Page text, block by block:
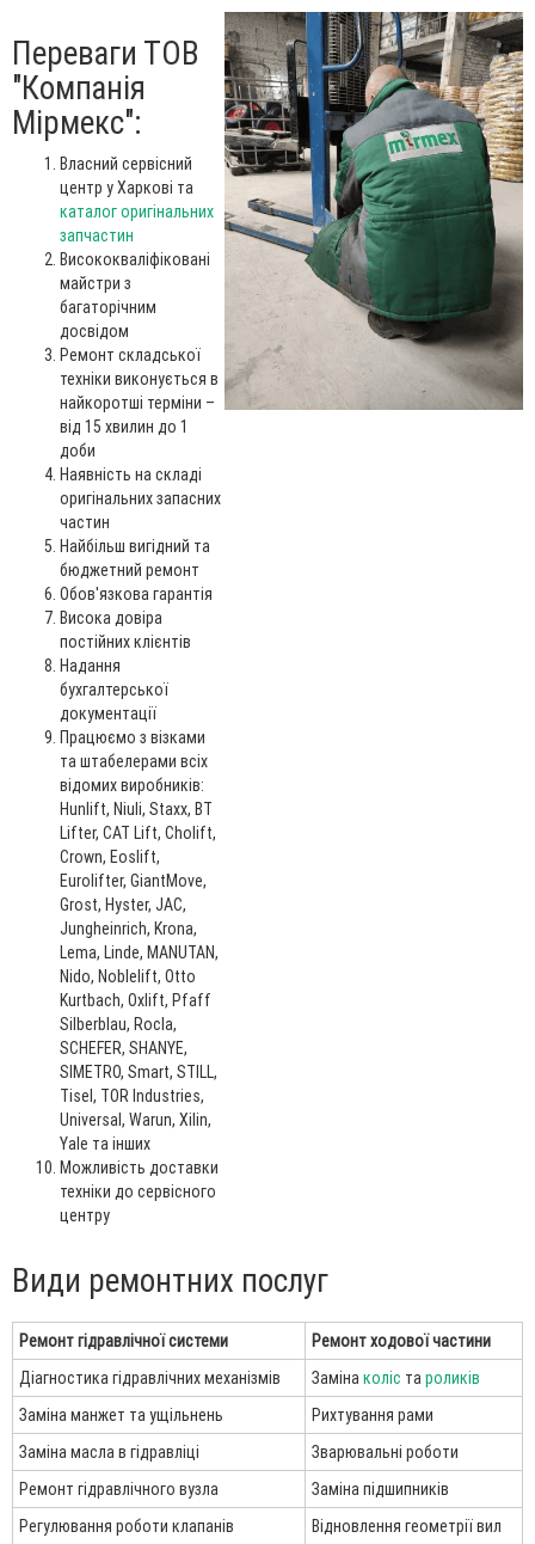
Переваги ТОВ
"Компанія
Мірмекс":
Власний сервісний
центр у Харкові та
каталог оригінальних
запчастин
Висококваліфіковані
майстри з
багаторічним
досвідом
Ремонт складської
техніки виконується в
найкоротші терміни –
від 15 хвилин до 1
доби
Наявність на складі
оригінальних запасних
частин
Найбільш вигідний та
бюджетний ремонт
Обов'язкова гарантія
Висока довіра
постійних клієнтів
Надання
бухгалтерської
документації
Працюємо з візками
та штабелерами всіх
відомих виробників:
Hunlift, Niuli, Staxx, BT
Lifter, CAT Lift, Cholift,
Crown, Eoslift,
Eurolifter, GiantMove,
Grost, Hyster, JAC,
Jungheinrich, Krona,
Lema, Linde, MANUTAN,
Nido, Noblelift, Otto
Kurtbach, Oxlift, Pfaff
Silberblau, Rocla,
SCHEFER, SHANYE,
SIMETRO, Smart, STILL,
Tisel, TOR Industries,
Universal, Warun, Xilin,
Yale та інших
Можливість доставки
техніки до сервісного
центру
Види ремонтних послуг
Ремонт гідравлічної системи
Ремонт ходової частини
Діагностика гідравлічних механізмів
Заміна коліс та роликів
Заміна манжет та ущільнень
Рихтування рами
Заміна масла в гідравліці
Зварювальні роботи
Ремонт гідравлічного вузла
Заміна підшипників
Регулювання роботи клапанів
Відновлення геометрії вил